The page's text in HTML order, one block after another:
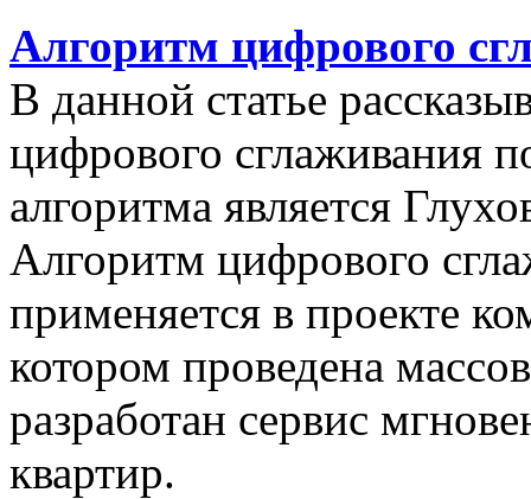
Алгоритм цифрового
В данной статье
цифрового сглаживания
алгоритма является
Алгоритм цифрового
применяется в проекте
котором проведена
разработан сервис
квартир.